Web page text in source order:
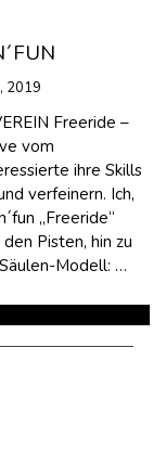
2019
Freeride –
vom
ihre Skills
verfeinern. Ich,
„Freeride“
Pisten, hin zu
Modell: …